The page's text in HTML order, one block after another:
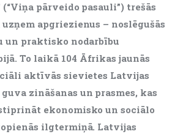
(“Viņa pārveido pasauli”) trešās
uzņem apgriezienus – noslēgušās
un praktisko nodarbību
To laikā 104 Āfrikas jaunās
aktīvās sievietes Latvijas
zināšanas un prasmes, kas
ekonomisko un sociālo
ilgtermiņā. Latvijas